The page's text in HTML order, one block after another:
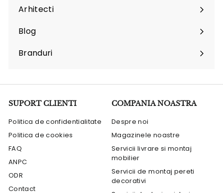
Arhitecti
Expand
submenu
Blog
Branduri
Expand
SUPORT CLIENTI
Politica de confidentialitate
Politica de cookies
FAQ
ANPC
ODR
Contact
COMPANIA NOASTRA
Despre noi
Magazinele noastre
Servicii livrare si montaj
mobilier
Servicii de montaj pereti
decorativi